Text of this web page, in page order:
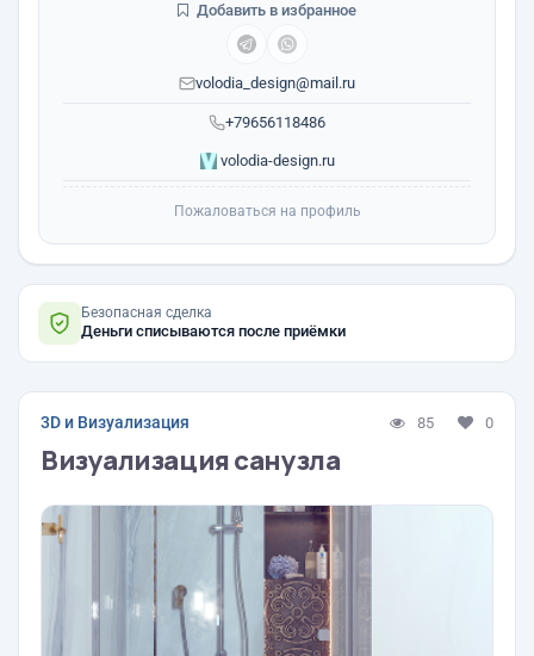
+79656118486
volodia_design@mail.ru
volodia-design.ru
Добавить в избранное
Пожаловаться на профиль
Безопасная сделка
Деньги списываются после приёмки
3D и Визуализация 85 0
Визуализация санузла